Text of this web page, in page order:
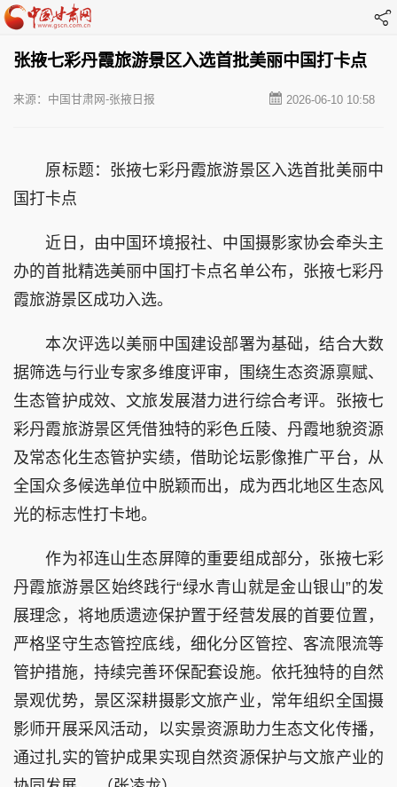
张掖七彩丹霞旅游景区入选首批美丽中国打卡点
2026-06-10 10:58
来源：中国甘肃网-张掖日报
原标题：张掖七彩丹霞旅游景区入选首批美丽中
国打卡点
近日，由中国环境报社、中国摄影家协会牵头主
办的首批精选美丽中国打卡点名单公布，张掖七彩丹
霞旅游景区成功入选。
本次评选以美丽中国建设部署为基础，结合大数
据筛选与行业专家多维度评审，围绕生态资源禀赋、
生态管护成效、文旅发展潜力进行综合考评。张掖七
彩丹霞旅游景区凭借独特的彩色丘陵、丹霞地貌资源
及常态化生态管护实绩，借助论坛影像推广平台，从
全国众多候选单位中脱颖而出，成为西北地区生态风
光的标志性打卡地。
作为祁连山生态屏障的重要组成部分，张掖七彩
丹霞旅游景区始终践行“绿水青山就是金山银山”的发
展理念，将地质遗迹保护置于经营发展的首要位置，
严格坚守生态管控底线，细化分区管控、客流限流等
管护措施，持续完善环保配套设施。依托独特的自然
景观优势，景区深耕摄影文旅产业，常年组织全国摄
影师开展采风活动，以实景资源助力生态文化传播，
通过扎实的管护成果实现自然资源保护与文旅产业的